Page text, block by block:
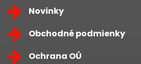
Novinky
Obchodné podmienky
Ochrana OÚ